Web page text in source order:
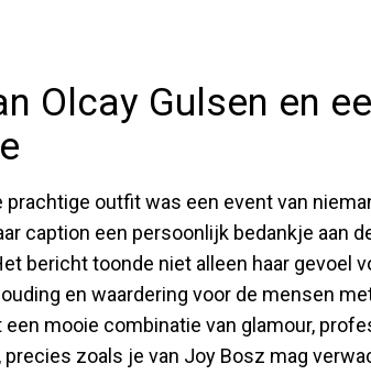
Olcay Gulsen en
prachtige outfit was een event van
caption een persoonlijk bedankje aan
bericht toonde niet alleen haar gevoel
en waardering voor de mensen
mooie combinatie van glamour,
zoals je van Joy Bosz mag